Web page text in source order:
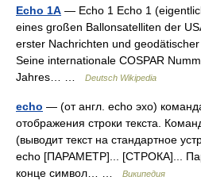
Echo 1A — Echo 1 Echo 1
eines großen Ballonsatelliten der
erster Nachrichten und
Seine internationale COSPAR
Jahres… …
Deutsch Wikipedia
echo — (от англ. echo эхо)
отображения строки текста.
(выводит текст на стандартное
echo [ПАРАМЕТР]... [СТРОКА]...
конце символ… …
Википедия